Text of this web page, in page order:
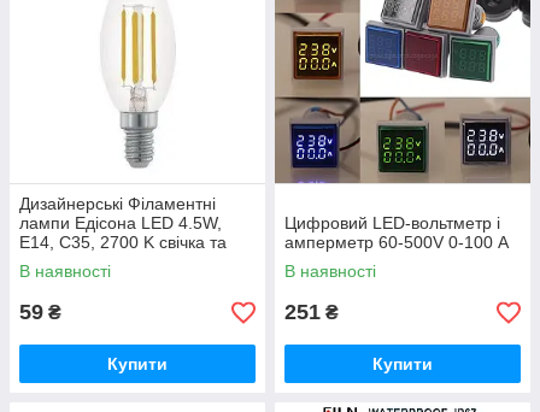
Дизайнерські Філаментні
лампи Едісона LED 4.5W,
E14, C35, 2700 K свічка та
E27 груша
В наявності
59 ₴
Купити
Цифровий LED-вольтметр і
амперметр 60-500V 0-100 А
В наявності
251 ₴
Купити